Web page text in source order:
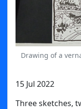
Drawing of a
15 Jul 2022
Three sketches,